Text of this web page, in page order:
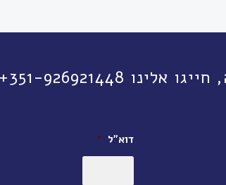
או השאירו פרטים:
דוא״ל *